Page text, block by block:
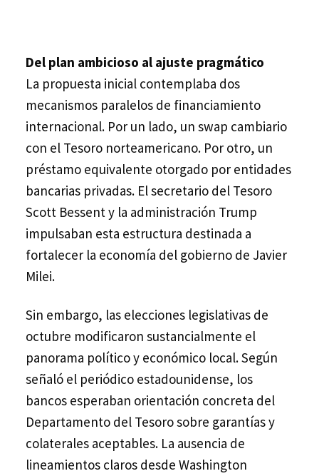
Del plan ambicioso al ajuste pragmático
La propuesta inicial contemplaba dos
mecanismos paralelos de financiamiento
internacional. Por un lado, un swap cambiario
con el Tesoro norteamericano. Por otro, un
préstamo equivalente otorgado por entidades
bancarias privadas. El secretario del Tesoro
Scott Bessent y la administración Trump
impulsaban esta estructura destinada a
fortalecer la economía del gobierno de Javier
Milei.
Sin embargo, las elecciones legislativas de
octubre modificaron sustancialmente el
panorama político y económico local. Según
señaló el periódico estadounidense, los
bancos esperaban orientación concreta del
Departamento del Tesoro sobre garantías y
colaterales aceptables. La ausencia de
lineamientos claros desde Washington